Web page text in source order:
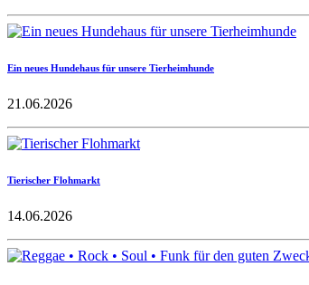
Ein neues Hundehaus für unsere Tierheimhunde
21.06.2026
Tierischer Flohmarkt
14.06.2026